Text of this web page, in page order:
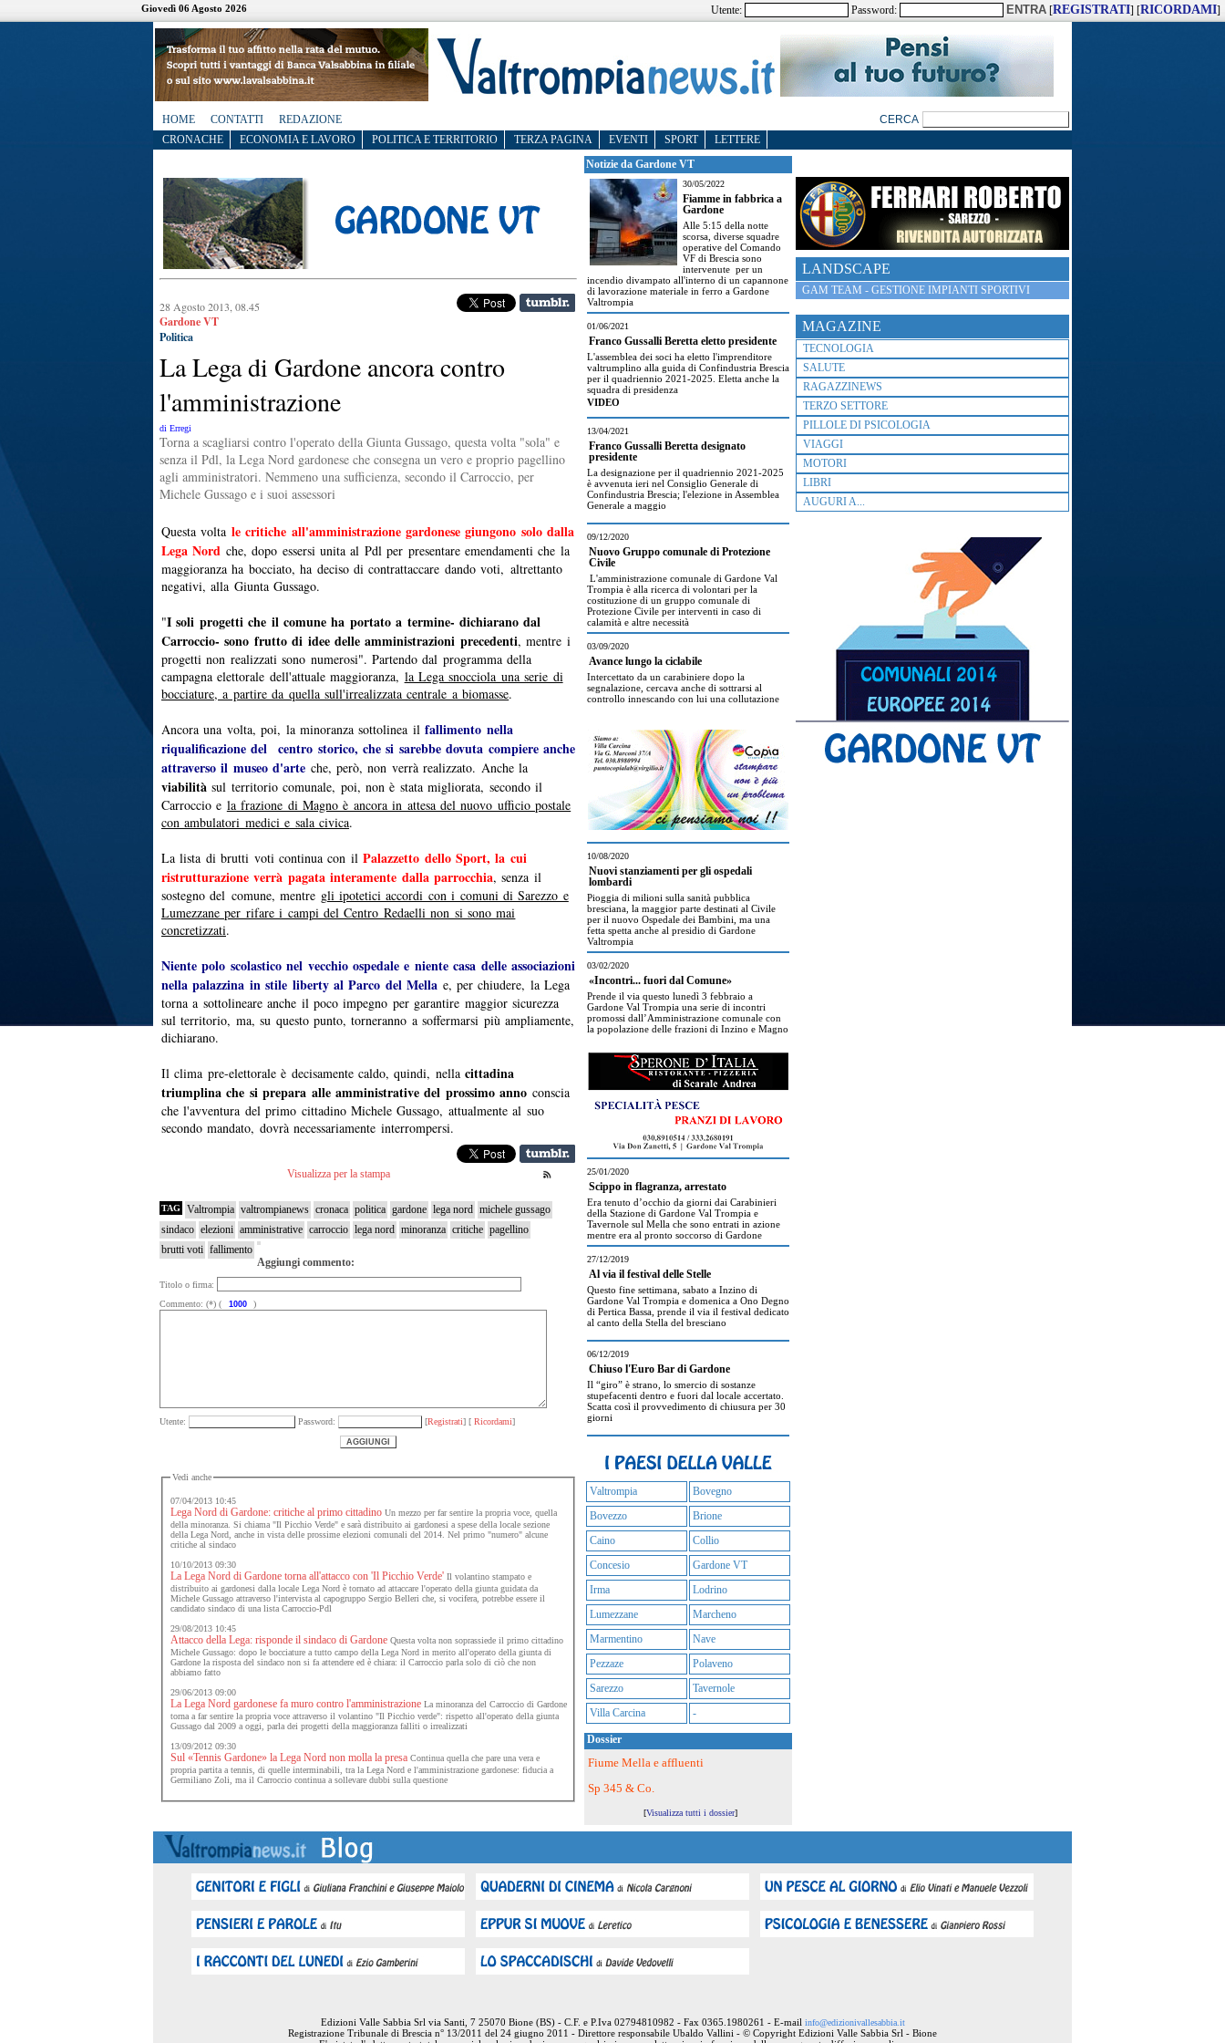
Giovedì 06 Agosto 2026 Utente: Password: [REGISTRATI] [RICORDAMI]
HOME CONTATTI
REDAZIONE
CRONACHE
ECONOMIA E LAVORO POLITICA E TERRITORIO TERZA PAGINA EVENTI SPORT LETTERE
LANDSCAPE
GAM TEAM - GESTIONE IMPIANTI SPORTIVI
MAGAZINE
TECNOLOGIA
SALUTE
RAGAZZINEWS
TERZO SETTORE
PILLOLE DI PSICOLOGIA
VIAGGI
MOTORI
LIBRI
AUGURI A...
28 Agosto 2013, 08.45
Gardone VT
Politica
La Lega di Gardone ancora contro
l'amministrazione
di Erregi
Torna a scagliarsi contro l'operato della Giunta Gussago, questa volta "sola" e
senza il Pdl, la Lega Nord gardonese che consegna un vero e proprio pagellino
agli amministratori. Nemmeno una sufficienza, secondo il Carroccio, per
Michele Gussago e i suoi assessori
Questa volta le critiche all'amministrazione gardonese giungono solo dalla
Lega Nord che, dopo essersi unita al Pdl per presentare emendamenti che la
maggioranza ha bocciato, ha deciso di contrattaccare dando voti, altrettanto
negativi, alla Giunta Gussago.
"I soli progetti che il comune ha portato a termine- dichiarano dal
Carroccio- sono frutto di idee delle amministrazioni precedenti, mentre i
progetti non realizzati sono numerosi". Partendo dal programma della
campagna elettorale dell'attuale maggioranza, la Lega snocciola una serie di
bocciature, a partire da quella sull'irrealizzata centrale a biomasse.
Ancora una volta, poi, la minoranza sottolinea ilfallimento nella
riqualificazione del centro storico, che si sarebbe dovuta compiere anche
attraverso il museo d'arte che, però, non verrà realizzato. Anche la
viabilità sul territorio comunale, poi, non è stata migliorata, secondo il
Carroccio e la frazione di Magno è ancora in attesa del nuovo ufficio postale
con ambulatori medici e sala civica.
La lista di brutti voti continua con ilPalazzetto dello Sport, la cui
ristrutturazione verrà pagata interamente dalla parrocchia, senza il
sostegno del comune, mentre gli ipotetici accordi con i comuni di Sarezzo e
Lumezzane per rifare i campi del Centro Redaelli non si sono mai
concretizzati.
Niente polo scolastico nel vecchio ospedale e niente casa delle associazioni
nella palazzina in stile liberty al Parco del Mella e, per chiudere, la Lega
torna a sottolineare anche il poco impegno per garantire maggior sicurezza
sul territorio, ma, su questo punto, torneranno a soffermarsi più ampliamente,
dichiarano.
Il clima pre-elettorale è decisamente caldo, quindi, nellacittadina
triumplina che si prepara alle amministrative del prossimo anno conscia
che l'avventura del primo cittadino Michele Gussago, attualmente al suo
secondo mandato, dovrà necessariamente interrompersi.
Visualizza per la stampa
TAG Valtrompia valtrompianews cronaca politica gardone lega nord michele gussago
sindaco elezioni amministrative carroccio lega nord minoranza critiche pagellino
brutti voti fallimento
Aggiungi commento:
Titolo o firma:
Commento: (*) (
)
Utente: Password: [Registrati] [ Ricordami]
Vedi anche
07/04/2013 10:45
Lega Nord di Gardone: critiche al primo cittadinoUn mezzo per far sentire la propria voce, quella
della minoranza. Si chiama "Il Picchio Verde" e sarà distribuito ai gardonesi a spese della locale sezione
della Lega Nord, anche in vista delle prossime elezioni comunali del 2014. Nel primo "numero" alcune
critiche al sindaco
10/10/2013 09:30
La Lega Nord di Gardone torna all'attacco con 'Il Picchio Verde'Il volantino stampato e
distribuito ai gardonesi dalla locale Lega Nord è tornato ad attaccare l'operato della giunta guidata da
Michele Gussago attraverso l'intervista al capogruppo Sergio Belleri che, si vocifera, potrebbe essere il
candidato sindaco di una lista Carroccio-Pdl
29/08/2013 10:45
Attacco della Lega: risponde il sindaco di GardoneQuesta volta non soprassiede il primo cittadino
Michele Gussago: dopo le bocciature a tutto campo della Lega Nord in merito all'operato della giunta di
Gardone la risposta del sindaco non si fa attendere ed è chiara: il Carroccio parla solo di ciò che non
abbiamo fatto
29/06/2013 09:00
La Lega Nord gardonese fa muro contro l'amministrazioneLa minoranza del Carroccio di Gardone
torna a far sentire la propria voce attraverso il volantino "Il Picchio verde": rispetto all'operato della giunta
Gussago dal 2009 a oggi, parla dei progetti della maggioranza falliti o irrealizzati
13/09/2012 09:30
Sul «Tennis Gardone» la Lega Nord non molla la presaContinua quella che pare una vera e
propria partita a tennis, di quelle interminabili, tra la Lega Nord e l'amministrazione gardonese: fiducia a
Germiliano Zoli, ma il Carroccio continua a sollevare dubbi sulla questione
Notizie da Gardone VT
30/05/2022
Fiamme in fabbrica a
Gardone
Alle 5:15 della notte
scorsa, diverse squadre
operative del Comando
VF di Brescia sono
intervenute per un
incendio divampato all'interno di un capannone
di lavorazione materiale in ferro a Gardone
Valtrompia
01/06/2021
Franco Gussalli Beretta eletto presidente
L'assemblea dei soci ha eletto l'imprenditore
valtrumplino alla guida di Confindustria Brescia
per il quadriennio 2021-2025. Eletta anche la
squadra di presidenza
VIDEO
13/04/2021
Franco Gussalli Beretta designato
presidente
La designazione per il quadriennio 2021-2025
è avvenuta ieri nel Consiglio Generale di
Confindustria Brescia; l'elezione in Assemblea
Generale a maggio
09/12/2020
Nuovo Gruppo comunale di Protezione
Civile
L'amministrazione comunale di Gardone Val
Trompia è alla ricerca di volontari per la
costituzione di un gruppo comunale di
Protezione Civile per interventi in caso di
calamità e altre necessità
03/09/2020
Avance lungo la ciclabile
Intercettato da un carabiniere dopo la
segnalazione, cercava anche di sottrarsi al
controllo innescando con lui una collutazione
10/08/2020
Nuovi stanziamenti per gli ospedali
lombardi
Pioggia di milioni sulla sanità pubblica
bresciana, la maggior parte destinati al Civile
per il nuovo Ospedale dei Bambini, ma una
fetta spetta anche al presidio di Gardone
Valtrompia
03/02/2020
«Incontri... fuori dal Comune»
Prende il via questo lunedì 3 febbraio a
Gardone Val Trompia una serie di incontri
promossi dall’Amministrazione comunale con
la popolazione delle frazioni di Inzino e Magno
25/01/2020
Scippo in flagranza, arrestato
Era tenuto d’occhio da giorni dai Carabinieri
della Stazione di Gardone Val Trompia e
Tavernole sul Mella che sono entrati in azione
mentre era al pronto soccorso di Gardone
27/12/2019
Al via il festival delle Stelle
Questo fine settimana, sabato a Inzino di
Gardone Val Trompia e domenica a Ono Degno
di Pertica Bassa, prende il via il festival dedicato
al canto della Stella del bresciano
06/12/2019
Chiuso l'Euro Bar di Gardone
Il “giro” è strano, lo smercio di sostanze
stupefacenti dentro e fuori dal locale accertato.
Scatta così il provvedimento di chiusura per 30
giorni
Valtrompia
Bovegno
Bovezzo
Brione
Caino
Collio
Concesio
Gardone VT
Irma
Lodrino
Lumezzane
Marcheno
Marmentino
Nave
Pezzaze
Polaveno
Sarezzo
Tavernole
Villa Carcina
-
Dossier
Fiume Mella e affluenti
Sp 345 & Co.
[Visualizza tutti i dossier]
Edizioni Valle Sabbia Srl via Santi, 7 25070 Bione (BS) - C.F. e P.Iva 02794810982 - Fax 0365.1980261 - E-mail info@edizionivallesabbia.it
Registrazione Tribunale di Brescia n° 13/2011 del 24 giugno 2011 - Direttore responsabile Ubaldo Vallini - © Copyright Edizioni Valle Sabbia Srl - Bione